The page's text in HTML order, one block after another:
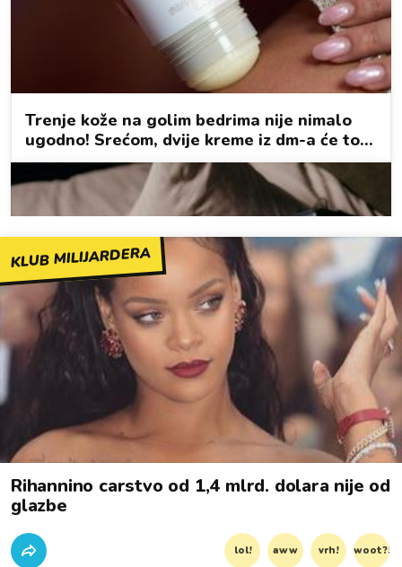
KLUB MILIJARDERA
Rihannino carstvo od 1,4 mlrd. dolara nije od
glazbe
lol! aww vrh! woot?!